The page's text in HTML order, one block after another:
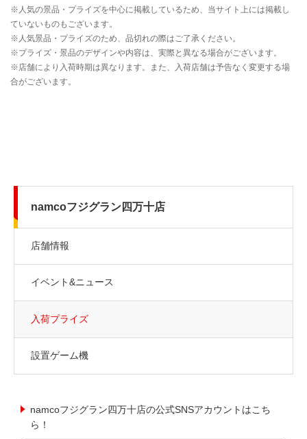
namcoフジグラン四万十店
店舗情報
イベント&ニュース
入荷プライズ
設置ゲーム機
namcoフジグラン四万十店の公式SNSアカウントはこち
ら！